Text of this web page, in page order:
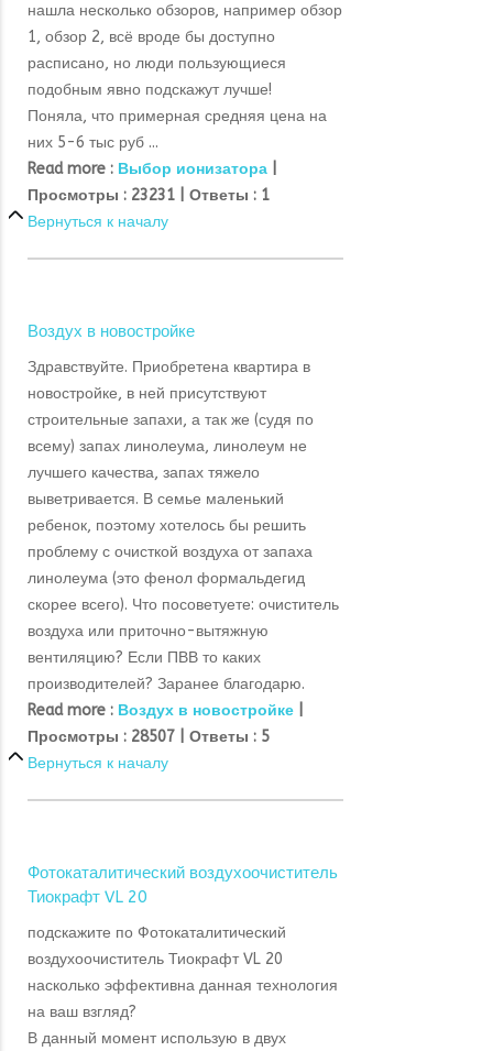
нашла несколько обзоров, например обзор
1, обзор 2, всё вроде бы доступно
расписано, но люди пользующиеся
подобным явно подскажут лучше!
Поняла, что примерная средняя цена на
них 5-6 тыс руб ...
Read more : Выбор ионизатора
Просмотры : 23231 | Ответы : 1
Вернуться к началу
Воздух в новостройке
Здравствуйте. Приобретена квартира в
новостройке, в ней присутствуют
строительные запахи, а так же (судя по
всему) запах линолеума, линолеум не
лучшего качества, запах тяжело
выветривается. В семье маленький
ребенок, поэтому хотелось бы решить
проблему с очисткой воздуха от запаха
линолеума (это фенол формальдегид
скорее всего). Что посоветуете: очиститель
воздуха или приточно-вытяжную
вентиляцию? Если ПВВ то каких
производителей? Заранее благодарю.
Read more : Воздух в новостройке
Просмотры : 28507 | Ответы : 5
Вернуться к началу
Фотокаталитический воздухоочиститель
Тиокрафт VL 20
подскажите по Фотокаталитический
воздухоочиститель Тиокрафт VL 20
насколько эффективна данная технология
на ваш взгляд?
В данный момент использую в двух